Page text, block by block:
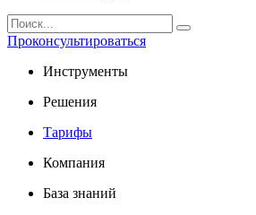
Проконсультироваться
Инструменты
Решения
Тарифы
Компания
База знаний